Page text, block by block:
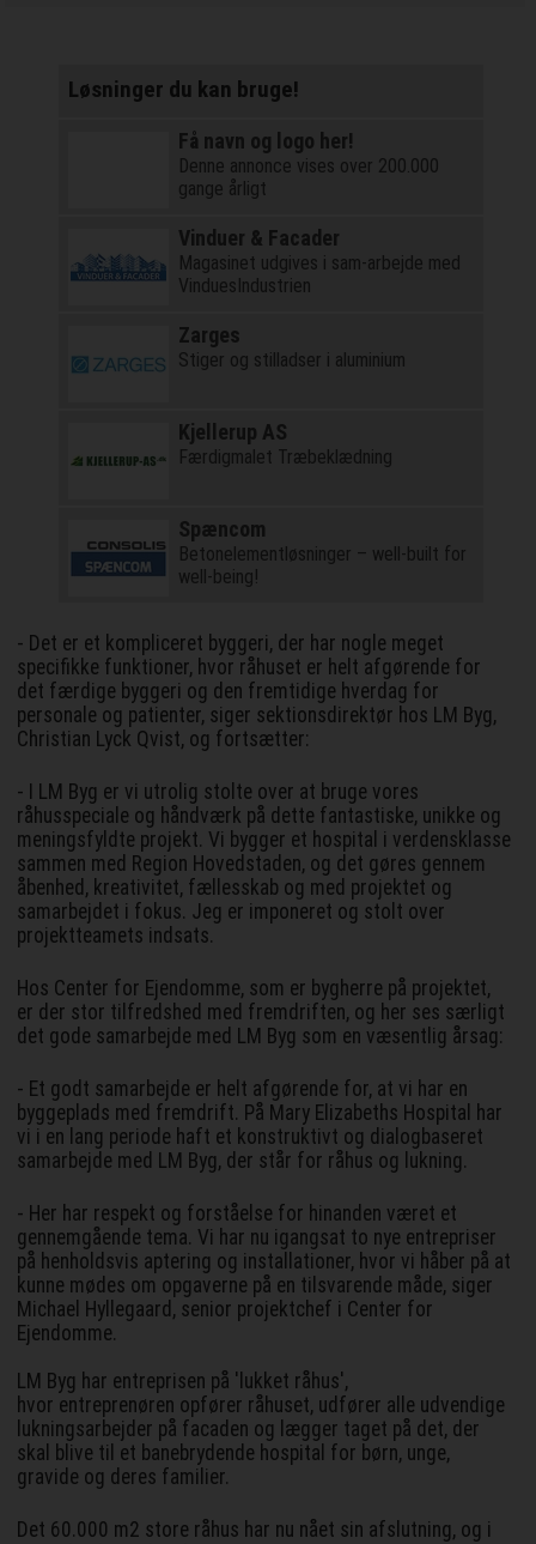
Løsninger du kan bruge!
Få navn og logo her!
Denne annonce vises over 200.000
gange årligt
Vinduer & Facader
Magasinet udgives i sam-arbejde med
VinduesIndustrien
Zarges
Stiger og stilladser i aluminium
Kjellerup AS
Færdigmalet Træbeklædning
Spæncom
Betonelementløsninger – well-built for
well-being!
- Det er et kompliceret byggeri, der har nogle meget
specifikke funktioner, hvor råhuset er helt afgørende for
det færdige byggeri og den fremtidige hverdag for
personale og patienter, siger sektionsdirektør hos LM Byg,
Christian Lyck Qvist, og fortsætter:
- I LM Byg er vi utrolig stolte over at bruge vores
råhusspeciale og håndværk på dette fantastiske, unikke og
meningsfyldte projekt. Vi bygger et hospital i verdensklasse
sammen med Region Hovedstaden, og det gøres gennem
åbenhed, kreativitet, fællesskab og med projektet og
samarbejdet i fokus. Jeg er imponeret og stolt over
projektteamets indsats.
Hos Center for Ejendomme, som er bygherre på projektet,
er der stor tilfredshed med fremdriften, og her ses særligt
det gode samarbejde med LM Byg som en væsentlig årsag:
- Et godt samarbejde er helt afgørende for, at vi har en
byggeplads med fremdrift. På Mary Elizabeths Hospital har
vi i en lang periode haft et konstruktivt og dialogbaseret
samarbejde med LM Byg, der står for råhus og lukning.
- Her har respekt og forståelse for hinanden været et
gennemgående tema. Vi har nu igangsat to nye entrepriser
på henholdsvis aptering og installationer, hvor vi håber på at
kunne mødes om opgaverne på en tilsvarende måde, siger
Michael Hyllegaard, senior projektchef i Center for
Ejendomme.
LM Byg har entreprisen på 'lukket råhus',
hvor entreprenøren opfører råhuset, udfører alle udvendige
lukningsarbejder på facaden og lægger taget på det, der
skal blive til et banebrydende hospital for børn, unge,
gravide og deres familier.
Det 60.000 m2 store råhus har nu nået sin afslutning, og i